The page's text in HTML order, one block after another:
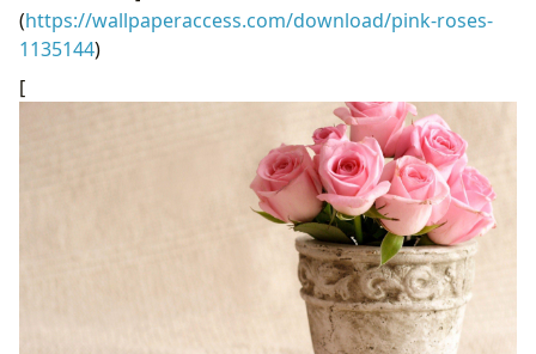
(https://wallpaperaccess.com/download/pink-roses-
1135144)
[